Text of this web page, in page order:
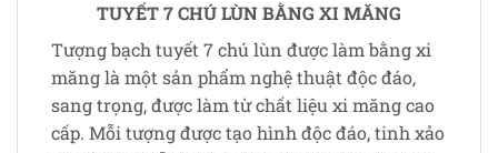
TUYẾT 7 CHÚ LÙN BẰNG XI MĂNG
Tượng bạch tuyết 7 chú lùn được làm bằng xi
măng là một sản phẩm nghệ thuật độc đáo,
sang trọng, được làm từ chất liệu xi măng cao
cấp. Mỗi tượng được tạo hình độc đáo, tinh xảo